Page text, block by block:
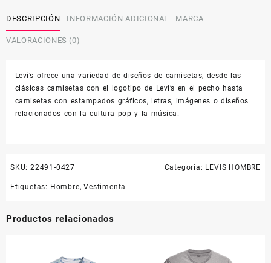
´S
22491-
0427
DESCRIPCIÓN INFORMACIÓN ADICIONAL MARCA
VALORACIONES (0)
Levi’s ofrece una variedad de diseños de camisetas, desde las
clásicas camisetas con el logotipo de Levi’s en el pecho hasta
camisetas con estampados gráficos, letras, imágenes o diseños
relacionados con la cultura pop y la música.
SKU: 22491-0427 Categoría: LEVIS HOMBRE
Etiquetas: Hombre,Vestimenta
Productos relacionados